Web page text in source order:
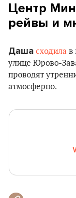
Центр
рейвы и
Даша сходила в
улице Юрово-
проводят
атмосферно.